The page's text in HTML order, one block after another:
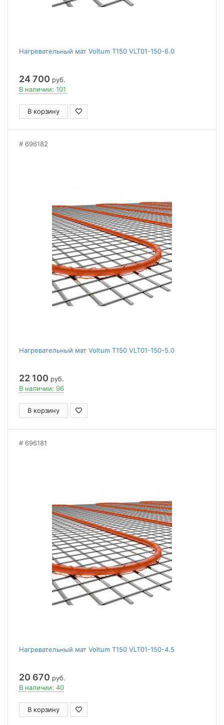
Нагревательный мат Voltum Т150 VLT01-150-6.0
24 700 руб.
В наличии: 101
В корзину
696182
Нагревательный мат Voltum Т150 VLT01-150-5.0
22 100 руб.
В наличии: 96
В корзину
696181
Нагревательный мат Voltum Т150 VLT01-150-4.5
20 670 руб.
В наличии: 40
В корзину